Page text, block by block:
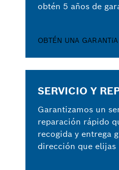
obtén 5 años de
OBTÉN UNA
SERVICIO Y
Garantizamos un
reparación rápido
recogida y entrega
dirección que elijas